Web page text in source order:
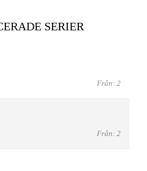
SERIER
Från: 2
Från: 2